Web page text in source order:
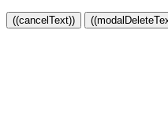
((cancelText))